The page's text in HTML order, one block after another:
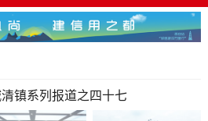
镇系列报道之四十七